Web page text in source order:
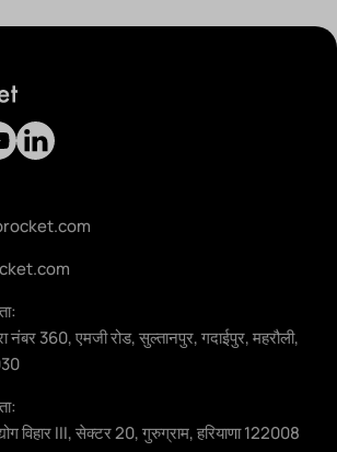
नंबर 360, एमजी रोड, सुल्तानपुर, गदाईपुर, महरौली,
विहार III, सेक्टर 20, गुरुग्राम, हरियाणा 122008